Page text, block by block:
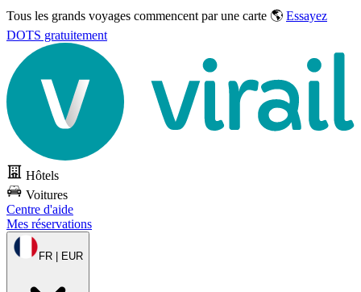
Tous les grands voyages commencent par une carte 🌎 Essayez
DOTS gratuitement
Hôtels
Voitures
Centre d'aide
Mes réservations
FR | EUR